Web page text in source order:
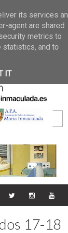
17-18
its services
agent are shared
metrics to
statistics, and to
IT